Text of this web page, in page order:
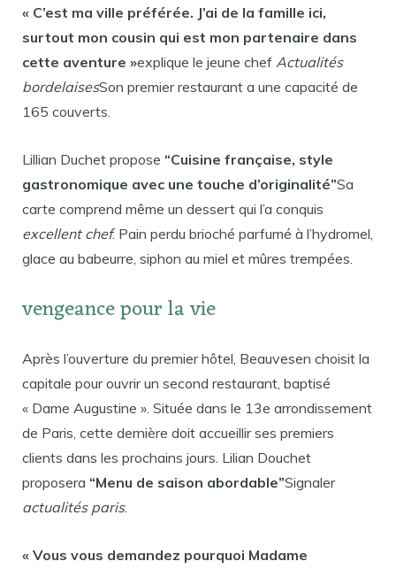
« C’est ma ville préférée. J’ai de la famille ici,
surtout mon cousin qui est mon partenaire dans
cette aventure »explique le jeune chef Actualités
bordelaisesSon premier restaurant a une capacité de
165 couverts.
Lillian Duchet propose “Cuisine française, style
gastronomique avec une touche d’originalité”Sa
carte comprend même un dessert qui l’a conquis
excellent chef: Pain perdu brioché parfumé à l’hydromel,
glace au babeurre, siphon au miel et mûres trempées.
vengeance pour la vie
Après l’ouverture du premier hôtel, Beauvesen choisit la
capitale pour ouvrir un second restaurant, baptisé
« Dame Augustine ». Située dans le 13e arrondissement
de Paris, cette dernière doit accueillir ses premiers
clients dans les prochains jours. Lilian Douchet
proposera “Menu de saison abordable”Signaler
actualités paris.
« Vous vous demandez pourquoi Madame